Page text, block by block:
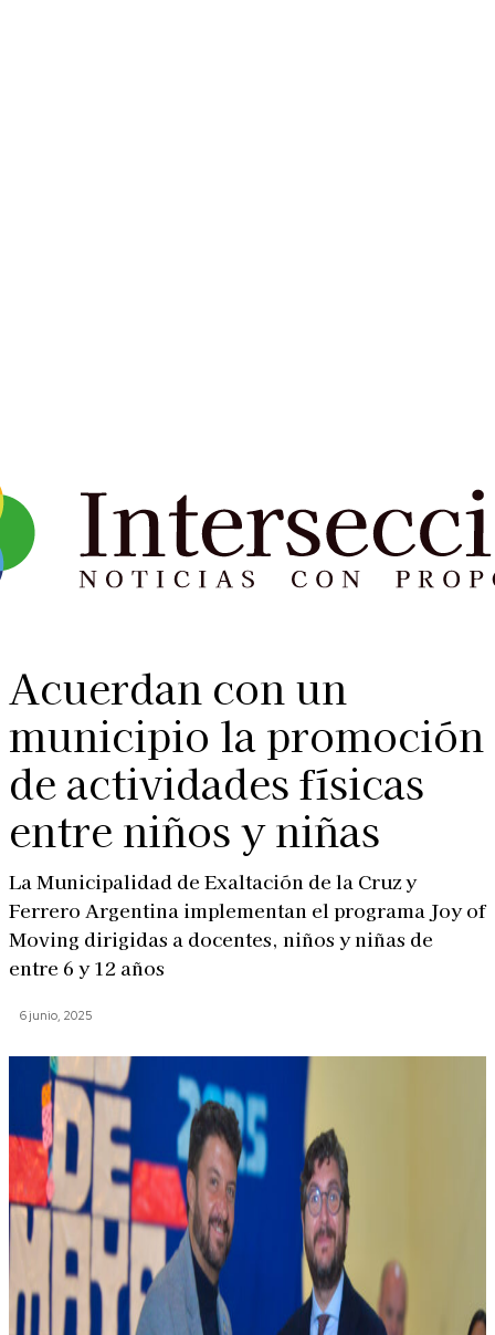
Acuerdan con un
municipio la promoción
de actividades físicas
entre niños y niñas
La Municipalidad de Exaltación de la Cruz y
Ferrero Argentina implementan el programa Joy of
Moving dirigidas a docentes, niños y niñas de
entre 6 y 12 años
6 junio, 2025